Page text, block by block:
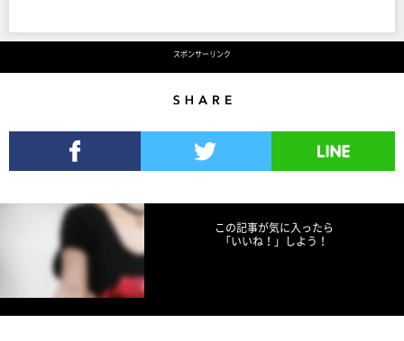
スポンサーリンク
この記事が気に入ったら
「いいね！」しよう！